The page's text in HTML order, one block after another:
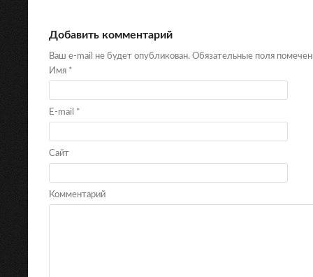
Добавить комментарий
Ваш e-mail не будет опубликован. Обязательные поля
Имя *
E-mail *
Сайт
Комментарий